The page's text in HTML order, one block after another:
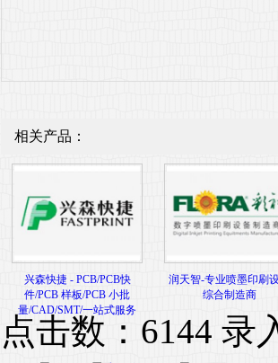
相关产品：
兴森快捷 - PCB/PCB快
件/PCB 样板/PCB 小批
量/CAD/SMT/一站式服务
润天智-专业喷墨印刷
综合制造商
点击数：6144 录